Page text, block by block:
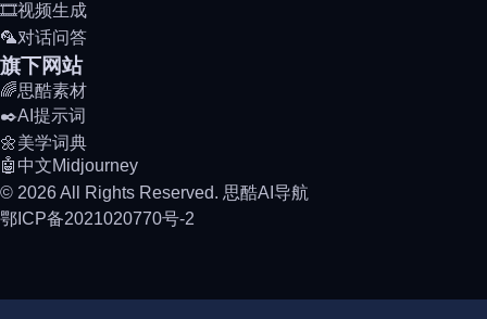
🎞️视频生成
🦜对话问答
旗下网站
🌈思酷素材
✒️AI提示词
🌼美学词典
🤖中文Midjourney
© 2026 All Rights Reserved. 思酷AI导航
鄂ICP备2021020770号-2